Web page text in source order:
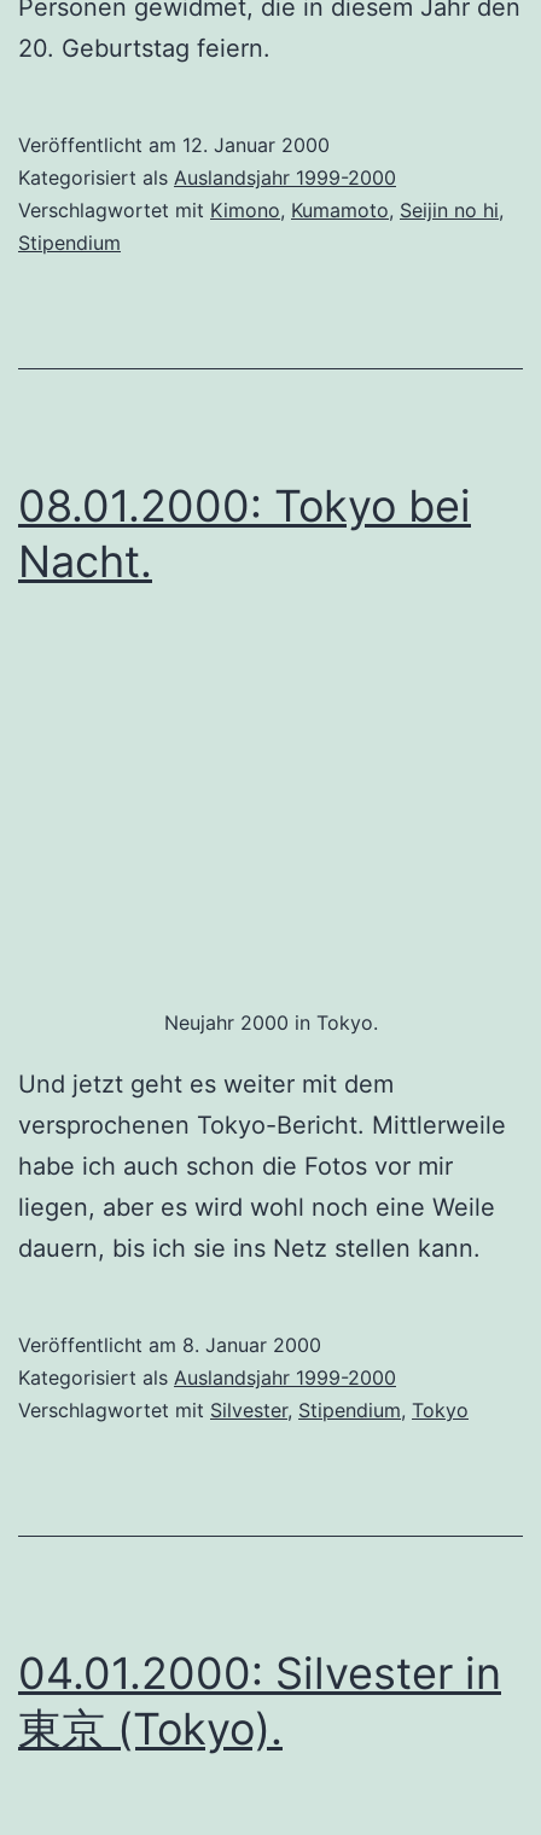
Personen gewidmet, die in diesem Jahr den
20. Geburtstag feiern.
Veröffentlicht am 12. Januar 2000
Kategorisiert als Auslandsjahr 1999-2000
Verschlagwortet mit Kimono, Kumamoto, Seijin no hi,
Stipendium
08.01.2000: Tokyo bei
Nacht.
Neujahr 2000 in Tokyo.
Und jetzt geht es weiter mit dem
versprochenen Tokyo-Bericht. Mittlerweile
habe ich auch schon die Fotos vor mir
liegen, aber es wird wohl noch eine Weile
dauern, bis ich sie ins Netz stellen kann.
Veröffentlicht am 8. Januar 2000
Kategorisiert als Auslandsjahr 1999-2000
Verschlagwortet mit Silvester, Stipendium, Tokyo
04.01.2000: Silvester in
東京 (Tokyo).